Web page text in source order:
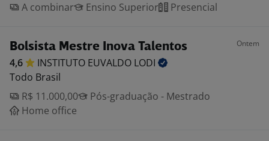
A combinar
Ensino Superior Presencial
Bolsista Mestre Inova Talentos Ontem
4,6 INSTITUTO EUVALDO LODI
Todo Brasil
R$ 11.000,00
Pós-graduação - Mestrado
Home office